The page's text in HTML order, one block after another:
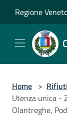
Regione
Home > Rifiuti
Utenza unica -
Olantreghe,